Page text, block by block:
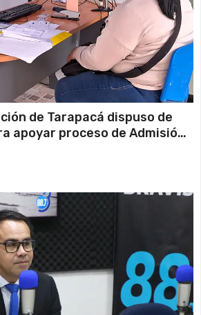
de Tarapacá dispuso de
apoyar proceso de Admisión